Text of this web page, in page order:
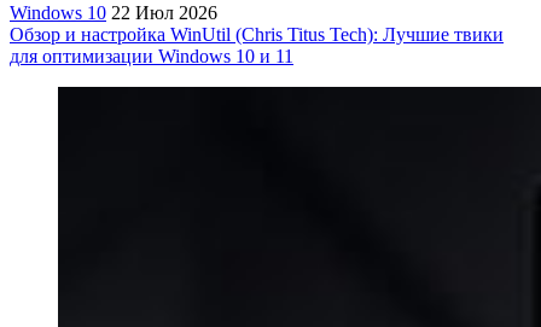
Windows 10 22 Июл 2026
Обзор и настройка WinUtil (Chris Titus Tech): Лучшие твики
для оптимизации Windows 10 и 11